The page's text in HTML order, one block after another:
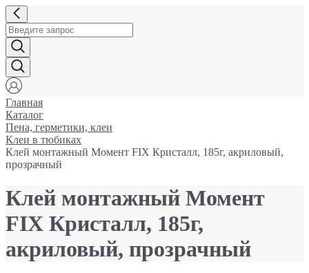
Главная
Каталог
Пена, герметики, клеи
Клеи в тюбиках
Клей монтажный Момент FIX Кристалл, 185г, акриловый,
прозрачный
Клей монтажный Момент
FIX Кристалл, 185г,
акриловый, прозрачный